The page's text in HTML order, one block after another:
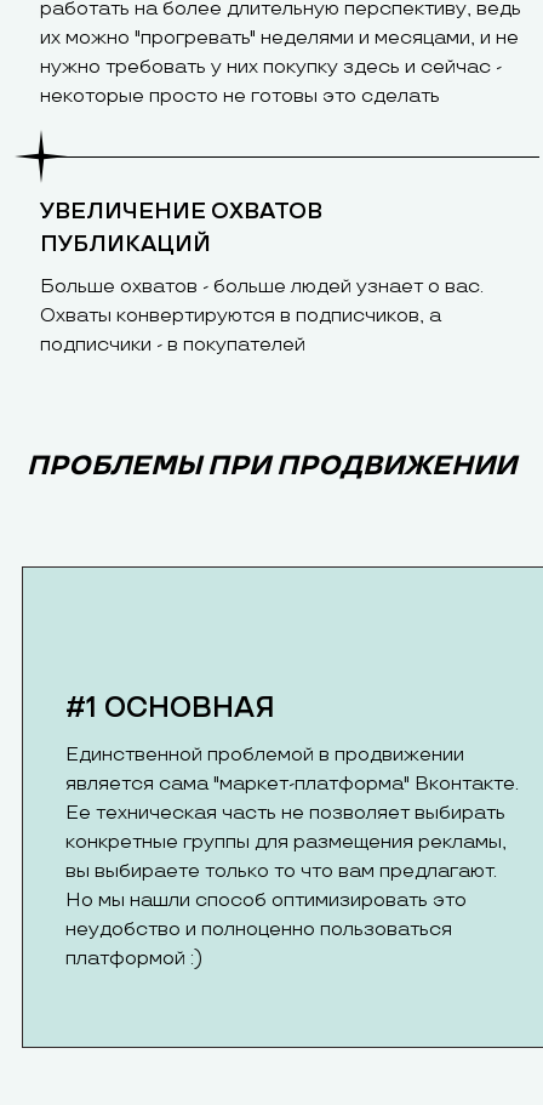
работать на более длительную перспективу, ведь
их можно "прогревать" неделями и месяцами, и не
нужно требовать у них покупку здесь и сейчас -
некоторые просто не готовы это сделать
УВЕЛИЧЕНИЕ ОХВАТОВ
ПУБЛИКАЦИЙ
Больше охватов - больше людей узнает о вас.
Охваты конвертируются в подписчиков, а
подписчики - в покупателей
ПРОБЛЕМЫ ПРИ ПРОДВИЖЕНИИ
#1 ОСНОВНАЯ
Единственной проблемой в продвижении
является сама "маркет-платформа" Вконтакте.
Ее техническая часть не позволяет выбирать
конкретные группы для размещения рекламы,
вы выбираете только то что вам предлагают.
Но мы нашли способ оптимизировать это
неудобство и полноценно пользоваться
платформой :)